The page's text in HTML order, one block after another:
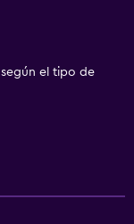
el tipo de